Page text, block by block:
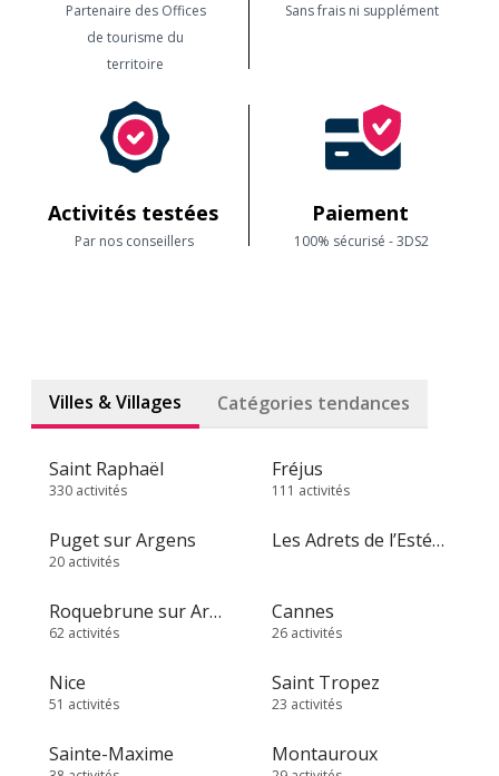
Partenaire des Offices
de tourisme du
territoire
Sans frais ni supplément
Activités testées
Par nos conseillers
Paiement
100% sécurisé - 3DS2
Villes & Villages Catégories tendances
Saint Raphaël
330 activités
Fréjus
111 activités
Puget sur Argens
20 activités
Les Adrets de l’Estérel
Roquebrune sur Argens
62 activités
Cannes
26 activités
Nice
51 activités
Saint Tropez
23 activités
Sainte-Maxime Montauroux